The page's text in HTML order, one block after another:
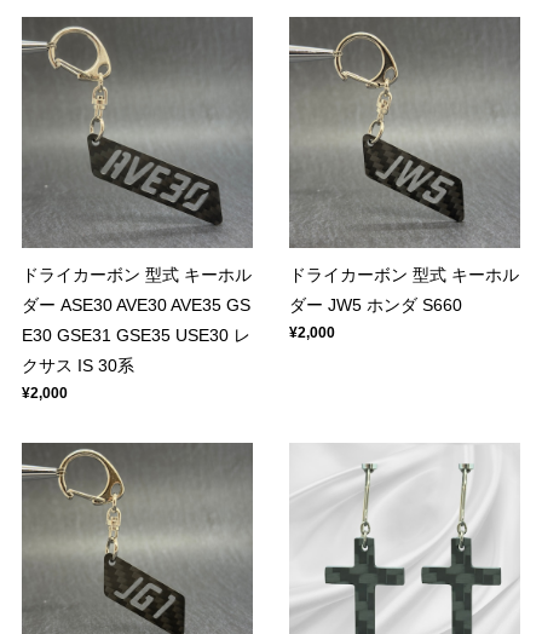
ドライカーボン 型式 キーホル
ダー ASE30 AVE30 AVE35 GS
E30 GSE31 GSE35 USE30 レ
クサス IS 30系
¥2,000
ドライカーボン 型式 キーホル
ダー JW5 ホンダ S660
¥2,000